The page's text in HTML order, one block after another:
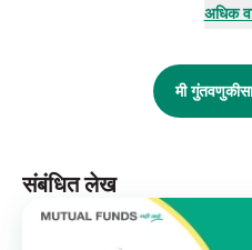
सोहळ्यात भाग घेणा-या संघासारखे
अधिक
मी
संबंधित लेख